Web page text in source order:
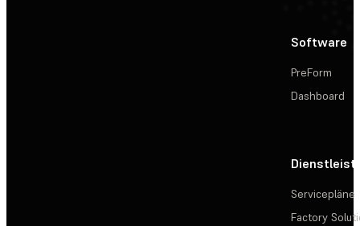
Software
PreForm
Dashboard
Servicepläne
Factory